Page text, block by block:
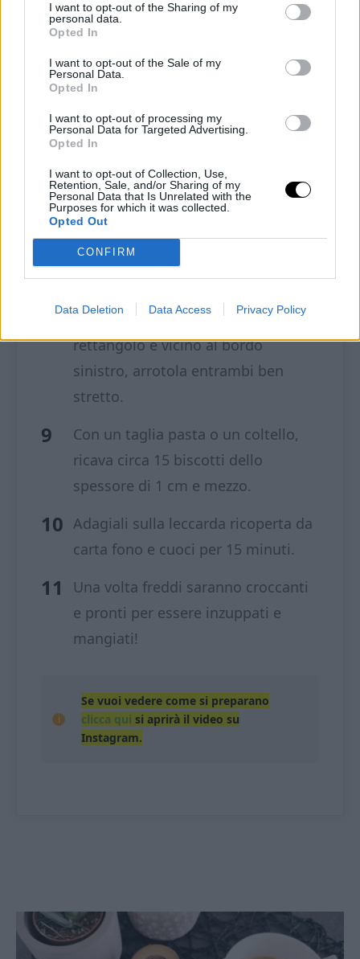
I want to opt-out of the Sharing of my
personal data.
Opted In
I want to opt-out of the Sale of my
Personal Data.
Opted In
I want to opt-out of processing my
Personal Data for Targeted Advertising.
Opted In
I want to opt-out of Collection, Use,
Retention, Sale, and/or Sharing of my
Personal Data that Is Unrelated with the
Purposes for which it was collected.
Opted Out
CONFIRM
Data Deletion Data Access Privacy Policy
Preleva 1/3 del composto e
impastalo con il cacao amaro,
forma un filoncino del diametro di
1 cm e mezzo e lungo circa 25 cm e
metti da parte.
Stendi l’impasto chiaro tra due fogli
di carta forno ad uno spessore di
circa 5 mm, ricava un rettangolo
della lunghezza del filoncino al
cioccolato e largo circa 13/15 cm.
Adesso adagia il filoncino sopra il
rettangolo e vicino al bordo
sinistro, arrotola entrambi ben
stretto.
Con un taglia pasta o un coltello,
ricava circa 15 biscotti dello
spessore di 1 cm e mezzo.
Adagiali sulla leccarda ricoperta da
carta fono e cuoci per 15 minuti.
Una volta freddi saranno croccanti
e pronti per essere inzuppati e
mangiati!
Se vuoi vedere come si preparano
clicca qui si aprirà il video su
Instagram.